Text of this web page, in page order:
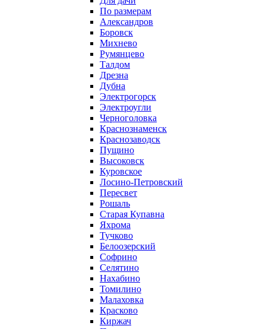
По размерам
Александров
Боровск
Михнево
Румянцево
Талдом
Дрезна
Дубна
Электрогорск
Электроугли
Черноголовка
Краснознаменск
Краснозаводск
Пущино
Высоковск
Куровское
Лосино-Петровский
Пересвет
Рошаль
Старая Купавна
Яхрома
Тучково
Белоозерский
Софрино
Селятино
Нахабино
Томилино
Малаховка
Красково
Киржач